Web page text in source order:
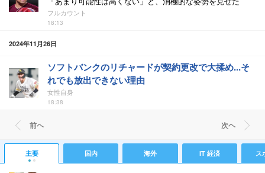
フルカウント
18:13
2024年11月26日
ソフトバンクのリチャードが契約更改で大揉め...そ
れでも放出できない理由
女性自身
18:38
前ヘ 次ヘ
主要 国内 海外 IT 経済 ス